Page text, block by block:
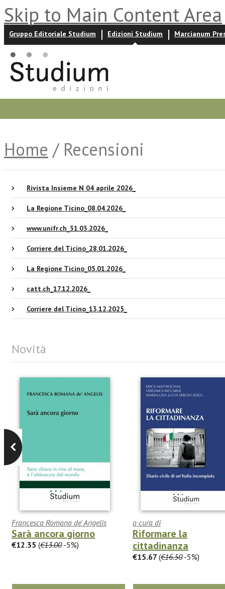
Skip to Main Content Area
Gruppo Editoriale Studium Edizioni Studium Marcianum
Home / Recensioni
Rivista Insieme N 04 aprile 2026_
La Regione Ticino_08.04.2026_
www.unifr.ch_31.03.2026_
Corriere del Ticino_28.01.2026_
La Regione Ticino_05.01.2026_
catt.ch_17.12.2026_
Corriere del Ticino_13.12.2025_
Novità
Francesca Romana de' Angelis
Sarà ancora giorno
€12.35 (€13.00-5%)
a cura di
Riformare la
cittadinanza
€15.67 (€16.50-5%)